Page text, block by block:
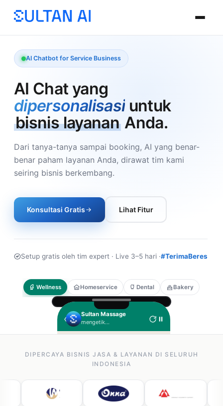
AI Chatbot for Service Business
AI Chat yang
dipersonalisasi untuk
bisnis layanan Anda.
Dari tanya-tanya sampai booking, AI yang benar-
benar paham layanan Anda, dirawat tim kami
seiring bisnis berkembang.
Konsultasi Gratis Lihat Fitur
Setup gratis oleh tim expert · Live 3–5 hari ·#TerimaBeres
Wellness Homeservice Dental Bakery
‹
Sultan Massage
mengetik...
body massage ada?
di Sultan Massage.
Treatment kami:
DIPERCAYA BISNIS JASA & LAYANAN DI SELURUH
INDONESIA